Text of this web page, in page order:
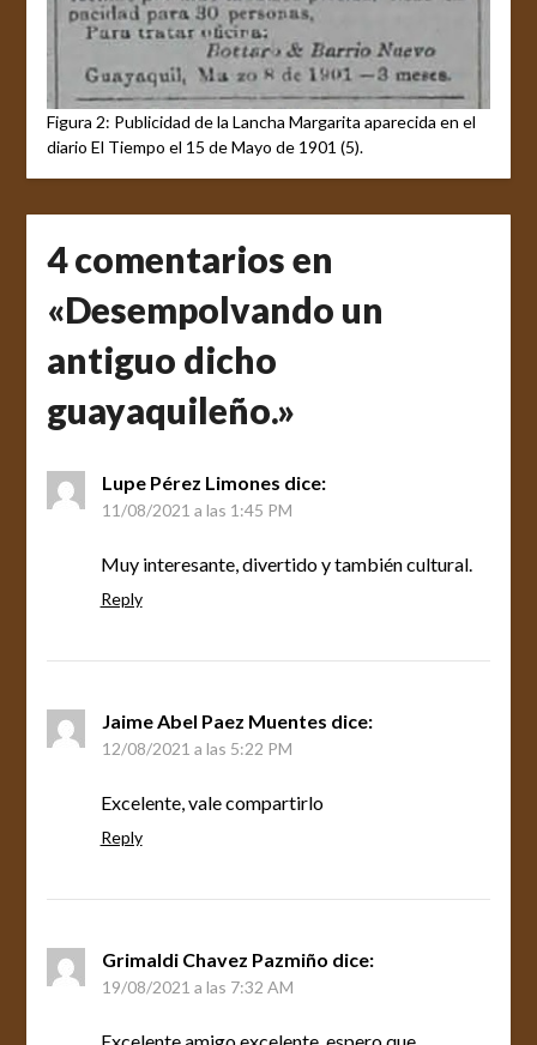
Figura 2: Publicidad de la Lancha Margarita aparecida en el
diario El Tiempo el 15 de Mayo de 1901 (5).
4 comentarios en
«Desempolvando un
antiguo dicho
guayaquileño.»
Lupe Pérez Limones dice:
11/08/2021 a las 1:45 PM
Muy interesante, divertido y también cultural.
Reply
Jaime Abel Paez Muentes dice:
12/08/2021 a las 5:22 PM
Excelente, vale compartirlo
Reply
Grimaldi Chavez Pazmiño dice:
19/08/2021 a las 7:32 AM